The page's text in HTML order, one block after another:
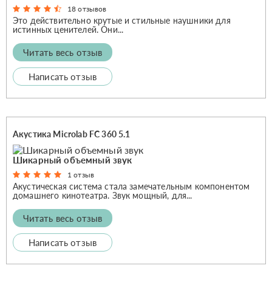
18 отзывов
Это действительно крутые и стильные наушники для
истинных ценителей. Они...
Читать весь отзыв
Написать отзыв
Акустика Microlab FC 360 5.1
Шикарный объемный звук
1 отзыв
Акустическая система стала замечательным компонентом
домашнего кинотеатра. Звук мощный, для...
Читать весь отзыв
Написать отзыв